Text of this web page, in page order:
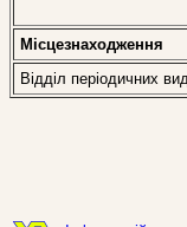
Місцезнаходження
Відділ періодичних